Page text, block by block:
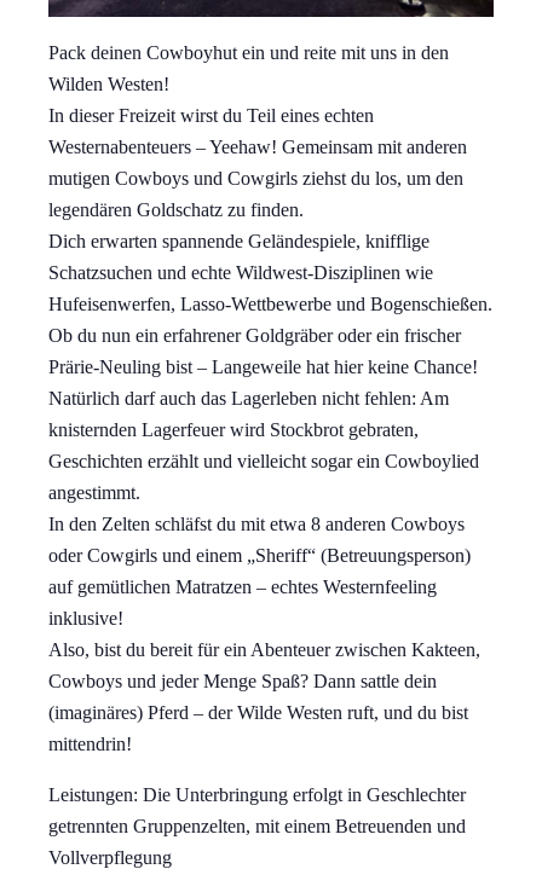
Pack deinen Cowboyhut ein und reite mit uns in den
Wilden Westen!
In dieser Freizeit wirst du Teil eines echten
Westernabenteuers – Yeehaw! Gemeinsam mit anderen
mutigen Cowboys und Cowgirls ziehst du los, um den
legendären Goldschatz zu finden.
Dich erwarten spannende Geländespiele, knifflige
Schatzsuchen und echte Wildwest-Disziplinen wie
Hufeisenwerfen, Lasso-Wettbewerbe und Bogenschießen.
Ob du nun ein erfahrener Goldgräber oder ein frischer
Prärie-Neuling bist – Langeweile hat hier keine Chance!
Natürlich darf auch das Lagerleben nicht fehlen: Am
knisternden Lagerfeuer wird Stockbrot gebraten,
Geschichten erzählt und vielleicht sogar ein Cowboylied
angestimmt.
In den Zelten schläfst du mit etwa 8 anderen Cowboys
oder Cowgirls und einem „Sheriff“ (Betreuungsperson)
auf gemütlichen Matratzen – echtes Westernfeeling
inklusive!
Also, bist du bereit für ein Abenteuer zwischen Kakteen,
Cowboys und jeder Menge Spaß? Dann sattle dein
(imaginäres) Pferd – der Wilde Westen ruft, und du bist
mittendrin!
Leistungen: Die Unterbringung erfolgt in Geschlechter
getrennten Gruppenzelten, mit einem Betreuenden und
Vollverpflegung